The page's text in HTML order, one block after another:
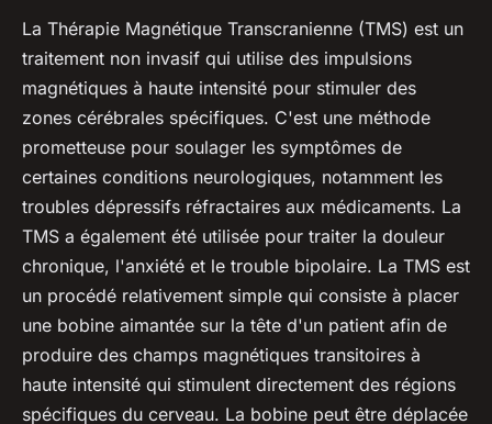
La Thérapie Magnétique Transcranienne (TMS) est un
traitement non invasif qui utilise des impulsions
magnétiques à haute intensité pour stimuler des
zones cérébrales spécifiques. C'est une méthode
prometteuse pour soulager les symptômes de
certaines conditions neurologiques, notamment les
troubles dépressifs réfractaires aux médicaments. La
TMS a également été utilisée pour traiter la douleur
chronique, l'anxiété et le trouble bipolaire. La TMS est
un procédé relativement simple qui consiste à placer
une bobine aimantée sur la tête d'un patient afin de
produire des champs magnétiques transitoires à
haute intensité qui stimulent directement des régions
spécifiques du cerveau. La bobine peut être déplacée